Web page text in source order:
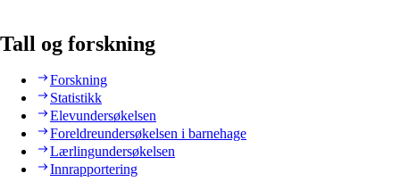
Tall og forskning
Forskning
Statistikk
Elevundersøkelsen
Foreldreundersøkelsen i barnehage
Lærlingundersøkelsen
Innrapportering